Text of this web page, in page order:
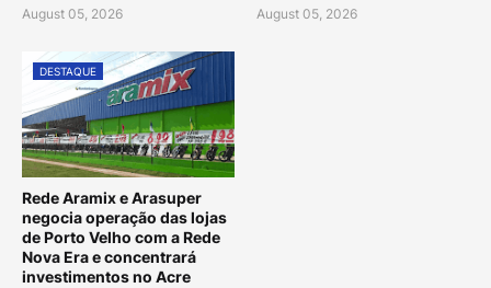
August 05, 2026 August 05, 2026
DESTAQUE
Rede Aramix e Arasuper
negocia operação das lojas
de Porto Velho com a Rede
Nova Era e concentrará
investimentos no Acre